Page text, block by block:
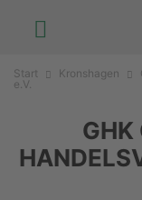
Start Kronshagen
e.V.
GHK